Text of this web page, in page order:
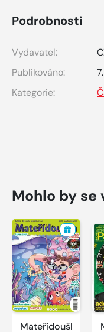
Podrobnosti
Vydavatel:
Publikováno:
Kategorie:
Mohlo by
Mateřídouška